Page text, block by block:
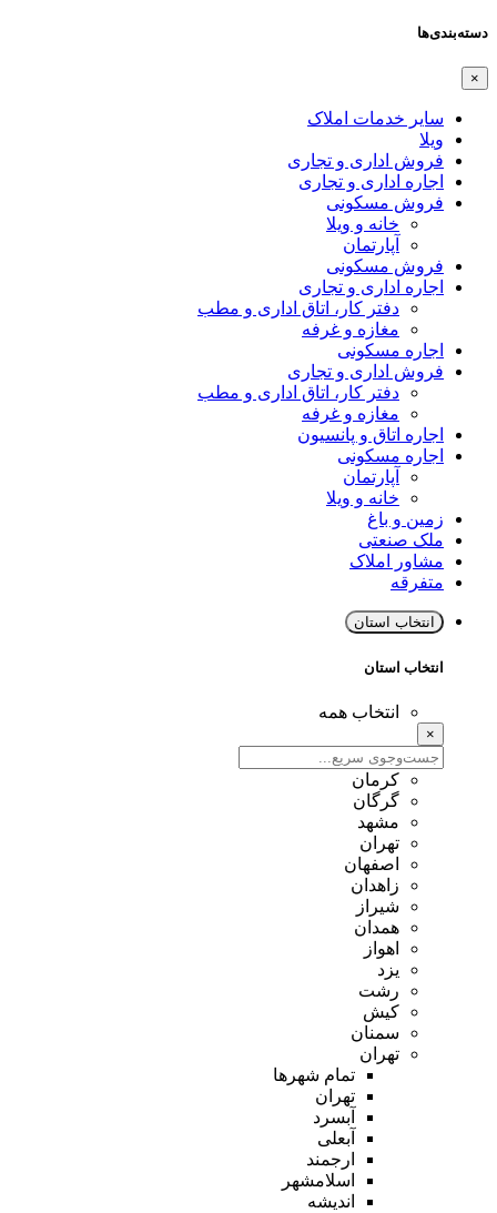
دسته‌بندی‌ها
×
سایر خدمات املاک
ویلا
فروش اداری و تجاری
اجاره اداری و تجاری
فروش مسکونی
خانه و ویلا
آپارتمان
فروش مسکونی
اجاره اداری و تجاری
دفتر کار، اتاق اداری و مطب
مغازه و غرفه
اجاره مسکونی
فروش اداری و تجاری
دفتر کار، اتاق اداری و مطب
مغازه و غرفه
اجاره اتاق و پانسیون
اجاره مسکونی
آپارتمان
خانه و ویلا
زمین و باغ
ملک صنعتی
مشاور املاک
متفرقه
انتخاب استان
انتخاب استان
انتخاب همه
×
کرمان
گرگان
مشهد
تهران
اصفهان
زاهدان
شیراز
همدان
اهواز
یزد
رشت
کیش
سمنان
تهران
تمام شهر‌ها
تهران
آبسرد
آبعلی
ارجمند
اسلامشهر
اندیشه